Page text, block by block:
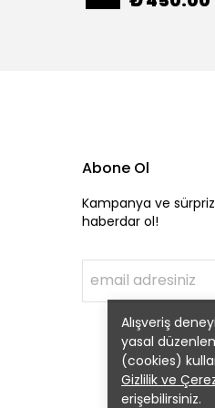
Alışveriş
yasal
(cookies)
Gizlilik ve
erişebilirsiniz.
Abone Ol
Kampanya ve
haberdar ol!